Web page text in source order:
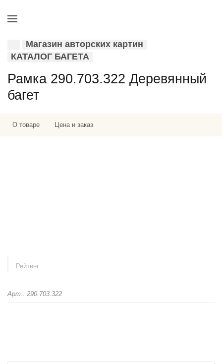
Магазин авторских картин
КАТАЛОГ БАГЕТА
Рамка 290.703.322 Деревянный
багет
О товаре Цена и заказ
Рейтинг:
Арт.: 290.703.322